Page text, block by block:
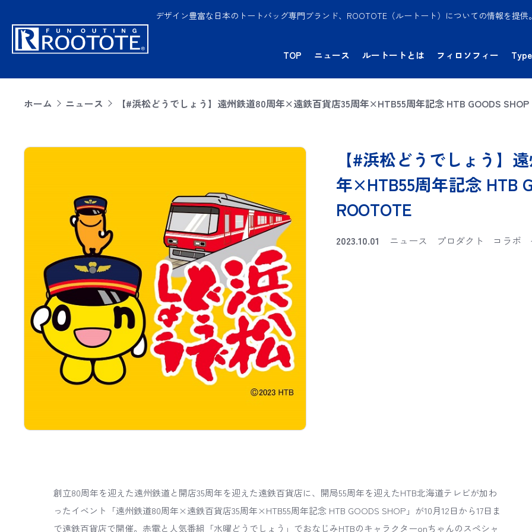
デザイン豊富な日本のトートバッグ専門ブランド、ROOTOTE（ルートート）についての情報を提
TOP ニュース ルートートとは フィロソフィー
ホーム ニュース 【#浜松どうでしょう】遠州鉄道80周年×遠鉄百貨店35周年×HTB55周年記念 HTB GOODS
【#浜松どうでしょう】
年×HTB55周年記念 HTB
ROOTOTE
2023.10.01 ニュース プロダクト コラボ
創立80周年を迎えた遠州鉄道と開店35周年を迎えた遠鉄百貨店に、開局55周年を迎えたHTB北海道テレビが加わ
ったイベント「遠州鉄道80周年×遠鉄百貨店35周年×HTB55周年記念 HTB GOODS SHOP」が10月12日から17日ま
で遠鉄百貨店で開催。赤電と人気番組「水曜どうでしょう」でおなじみHTBのキャラクターonちゃんのスペシャ